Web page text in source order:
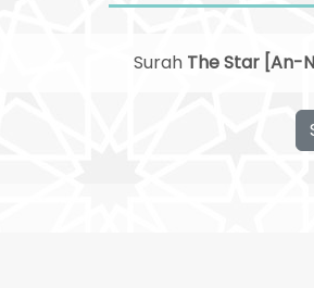
Surah The Star [An-